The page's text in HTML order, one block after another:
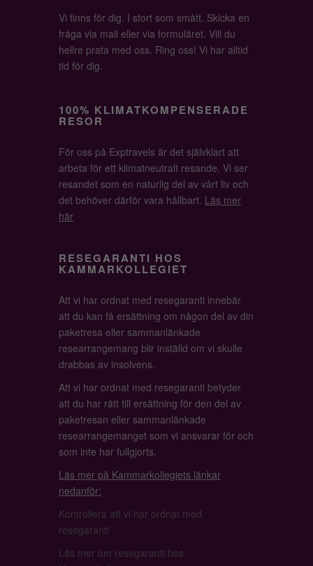
Vi finns för dig. I stort som smått. Skicka en
fråga via mail eller via formuläret. Vill du
hellre prata med oss. Ring oss! Vi har alltid
tid för dig.
100% KLIMATKOMPENSERADE
RESOR
För oss på Exptravels är det självklart att
arbeta för ett klimatneutralt resande. Vi ser
resandet som en naturlig del av vårt liv och
det behöver därför vara hållbart. Läs mer
här
RESEGARANTI HOS
KAMMARKOLLEGIET
Att vi har ordnat med resegaranti innebär
att du kan få ersättning om någon del av din
paketresa eller sammanlänkade
researrangemang blir inställd om vi skulle
drabbas av insolvens.
Att vi har ordnat med resegaranti betyder
att du har rätt till ersättning för den del av
paketresan eller sammanlänkade
researrangemanget som vi ansvarar för och
som inte har fullgjorts.
Läs mer på Kammarkollegiets länkar
nedanför:
Kontrollera att vi har ordnat med
resegaranti
Läs mer om resegaranti hos